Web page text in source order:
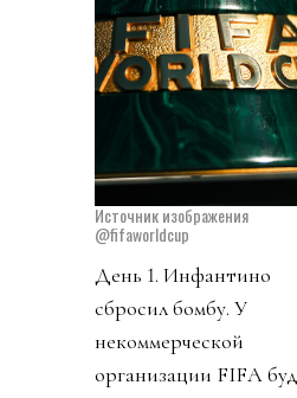
Источник изображения
@fifaworldcup
День 1. Инфантино
сбросил бомбу. У
некоммерческой
организации FIFA